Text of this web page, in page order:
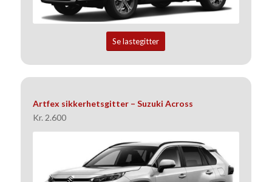
Se lastegitter
Artfex sikkerhetsgitter – Suzuki Across
Kr. 2.600